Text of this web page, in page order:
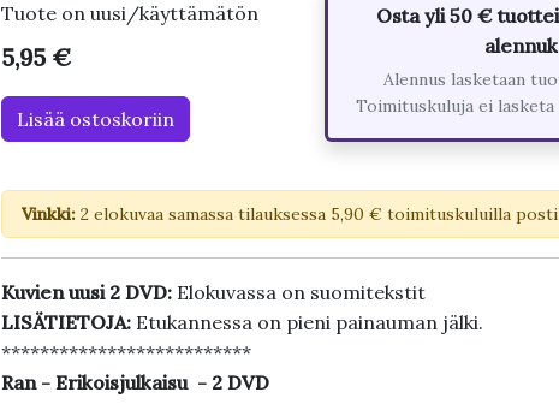
Tuote on uusi/käyttämätön
5,95 €
Lisää ostoskoriin
Osta yli 50 €
Alennus lasketaan
Toimituskuluja ei lasketa
Vinkki:2 elokuvaa samassa tilauksessa 5,90 € toimituskuluilla
Kuvien uusi 2 DVD: Elokuvassa on suomitekstit
LISÄTIETOJA: Etukannessa on pieni painauman jälki.
**************************
Ran - Erikoisjulkaisu - 2 DVD